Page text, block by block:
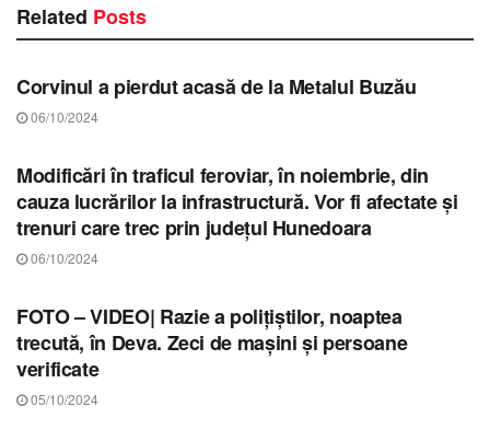
Related Posts
STIRI HUNEDOARA
Corvinul a pierdut acasă de la Metalul Buzău
06/10/2024
Modificări în traficul feroviar, în noiembrie, din
cauza lucrărilor la infrastructură. Vor fi afectate și
trenuri care trec prin județul Hunedoara
06/10/2024
FOTO – VIDEO| Razie a polițiștilor, noaptea
trecută, în Deva. Zeci de mașini și persoane
verificate
05/10/2024